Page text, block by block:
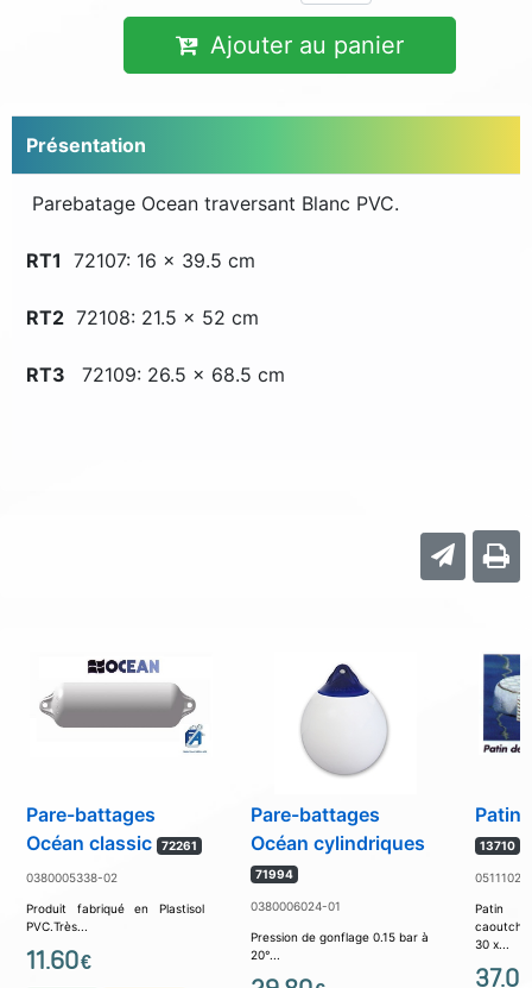
Ajouter au panier
Présentation
Parebatage Ocean traversant Blanc PVC.
RT1 72107: 16 x 39.5 cm
RT2 72108: 21.5 x 52 cm
RT3 72109: 26.5 x 68.5 cm
Pare-battages
Océan classic
72261
0380005338-02
Produit fabriqué en Plastisol
PVC.Très...
11.60€
Pare-battages
Océan cylindriques
71994
0380006024-01
Pression de gonflage 0.15 bar à
20°...
Patin
13710
Patin
30 x...
37.00